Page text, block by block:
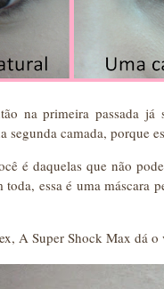
na primeira passada
segunda camada, porque
é daquelas que não
essa é uma máscara
A Super Shock Max dá